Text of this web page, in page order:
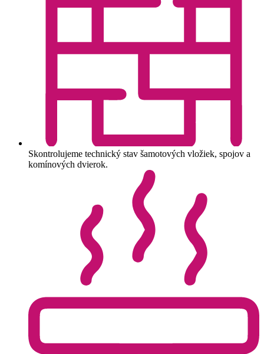
Skontrolujeme technický stav šamotových vložiek, spojov a
komínových dvierok.